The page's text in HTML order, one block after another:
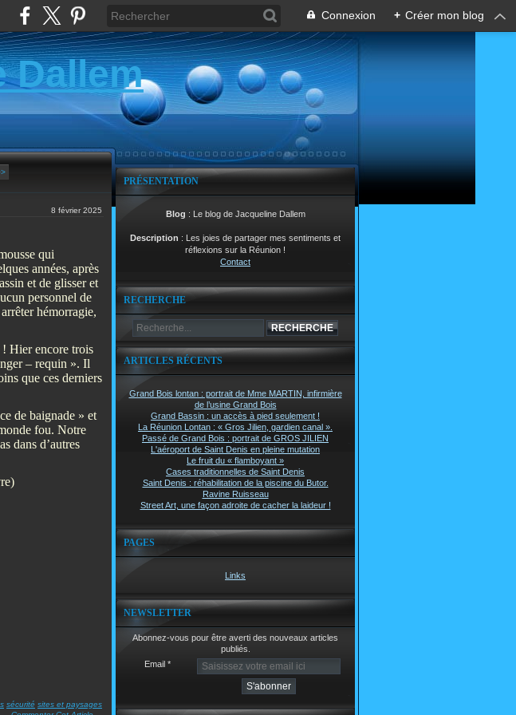
Connexion + Créer mon blog
Dallem
8 février 2025
qui
années, après
et de glisser et
personnel de
hémorragie,
! Hier encore trois
– requin ». Il
que ces derniers
de baignade » et
fou. Notre
dans d’autres
sécurité sites et paysages
PRÉSENTATION
Blog : Le blog de Jacqueline Dallem
Description : Les joies de partager mes sentiments et
réflexions sur la Réunion !
Contact
RECHERCHE
ARTICLES RÉCENTS
Grand Bois lontan : portrait de Mme MARTIN, infirmière
de l’usine Grand Bois
Grand Bassin : un accès à pied seulement !
La Réunion Lontan : « Gros Jilien, gardien canal ».
Passé de Grand Bois : portrait de GROS JILIEN
L'aéroport de Saint Denis en pleine mutation
Le fruit du « flamboyant »
Cases traditionnelles de Saint Denis
Saint Denis : réhabilitation de la piscine du Butor.
Ravine Ruisseau
Street Art, une façon adroite de cacher la laideur !
PAGES
Links
NEWSLETTER
Abonnez-vous pour être averti des nouveaux articles
publiés.
Email